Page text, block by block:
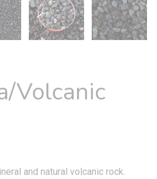
Volcanic
and natural volcanic rock.